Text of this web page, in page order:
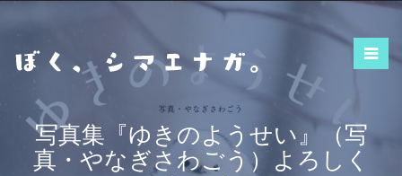
写真集『ゆきのようせい』（写
真・やなぎさわごう）よろしく